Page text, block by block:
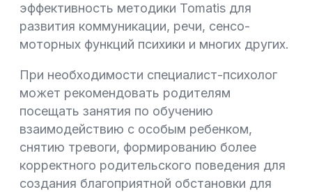
эффективность методики Tomatis для
развития коммуникации, речи, сенсо-
моторных функций психики и многих других.
При необходимости специалист-психолог
может рекомендовать родителям
посещать занятия по обучению
взаимодействию с особым ребенком,
снятию тревоги, формированию более
корректного родительского поведения для
создания благоприятной обстановки для